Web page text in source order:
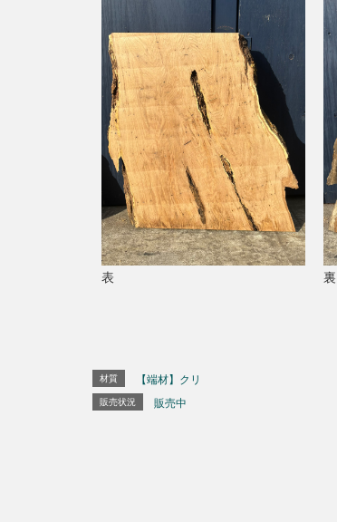
表 裏
材質 【端材】クリ
販売状況 販売中